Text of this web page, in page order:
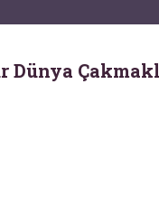
Dünya